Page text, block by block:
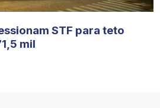
STF para teto
mil